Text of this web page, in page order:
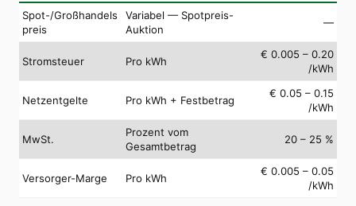
Spot-/Großhandels
preis
Variabel — Spotpreis-
Auktion
—
Stromsteuer Pro kWh
€ 0.005 – 0.20
/kWh
Netzentgelte Pro kWh + Festbetrag
€ 0.05 – 0.15
/kWh
MwSt.
Prozent vom
Gesamtbetrag
20 – 25 %
Versorger-Marge Pro kWh
€ 0.005 – 0.05
/kWh